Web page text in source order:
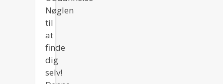
Nøglen
til
at
finde
dig
selv!